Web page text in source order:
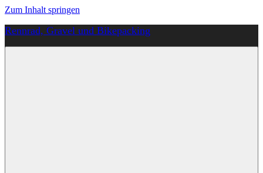
Zum Inhalt springen
Rennrad, Gravel und Bikepacking